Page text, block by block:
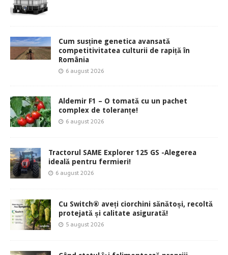
Cum susține genetica avansată
competitivitatea culturii de rapiță în
România
6 august 2026
Aldemir F1 – O tomată cu un pachet
complex de toleranțe!
6 august 2026
Tractorul SAME Explorer 125 GS -Alegerea
ideală pentru fermieri!
6 august 2026
Cu Switch® aveți ciorchini sănătoși, recoltă
protejată și calitate asigurată!
5 august 2026